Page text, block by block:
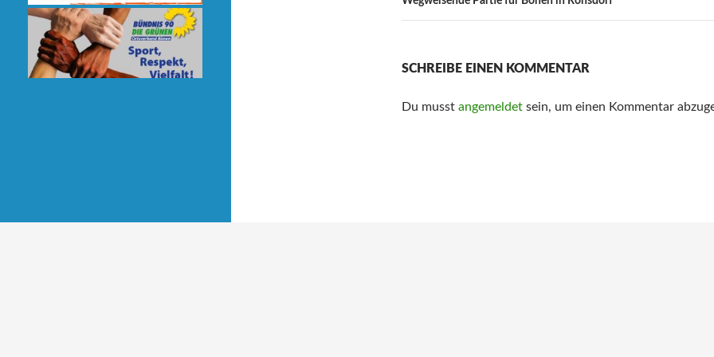
SCHREIBE EINEN KOMMENTAR
Du musst angemeldet sein, um einen Kommentar